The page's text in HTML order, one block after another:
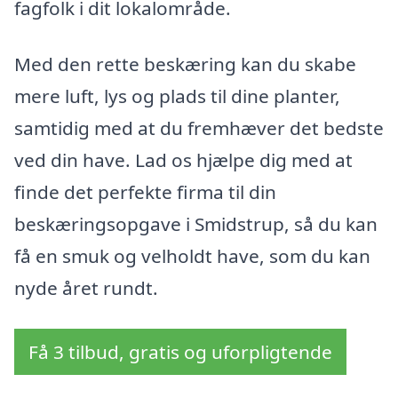
fagfolk i dit lokalområde.
Med den rette beskæring kan du skabe
mere luft, lys og plads til dine planter,
samtidig med at du fremhæver det bedste
ved din have. Lad os hjælpe dig med at
finde det perfekte firma til din
beskæringsopgave i Smidstrup, så du kan
få en smuk og velholdt have, som du kan
nyde året rundt.
Få 3 tilbud, gratis og uforpligtende